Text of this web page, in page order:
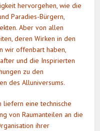
hervorgehen, wie die
Paradies-Bürgern,
Aber von allen
deren Wirken in den
wir offenbart haben,
und die Inspirierten
zu den
des Alluniversums.
liefern eine technische
von Raumanteilen an die
ihrer